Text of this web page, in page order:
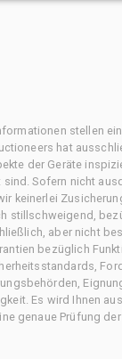
stellen
hat
der Geräte
Sofern nicht
keinerlei
stillschweigend,
aber nicht
bezüglich
Es wird Ihnen
genaue Prüfung